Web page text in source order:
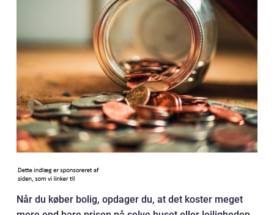
Når du køber bolig, opdager du, at det koster meget